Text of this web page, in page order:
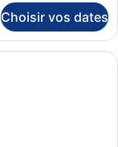
Choisir vos dates